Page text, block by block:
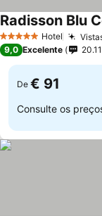
5 Estrelas Hotel
Radisson Blu
9,0 Excelente
De € 91
Consulte os